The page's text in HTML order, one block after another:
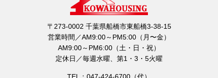
〒273-0002 千葉県船橋市東船橋3-38-15
営業時間／AM9:00～PM5:00（月〜金）
AM9:00～PM6:00（土・日・祝）
定休日／毎週水曜、第1・3・5火曜